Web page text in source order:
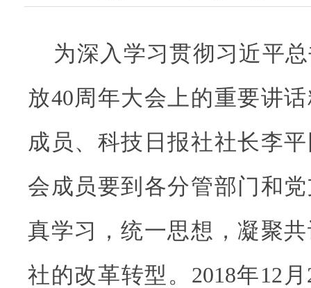
为深入学习贯彻习近平
放40周年大会上的重要讲
成员、科技日报社社长李
会成员要到各分管部门和
真学习，统一思想，凝聚
社的改革转型。2018年12